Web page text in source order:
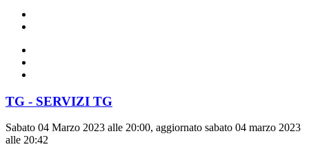
TG - SERVIZI TG
Sabato 04 Marzo 2023 alle 20:00, aggiornato sabato 04 marzo 2023
alle 20:42